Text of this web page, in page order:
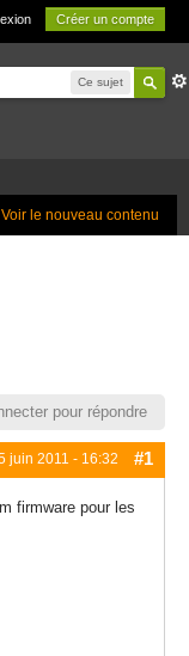
Créer un compte
Ce sujet
Voir le nouveau contenu
pour répondre
juin 2011 - 16:32 #1
firmware pour les